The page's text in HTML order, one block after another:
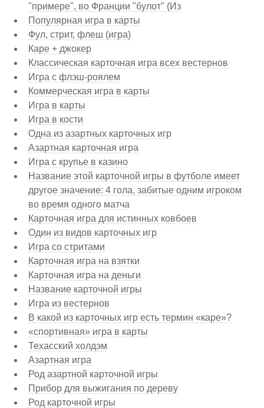
"примере", во Франции "булот" (Из
Популярная игра в карты
Фул, стрит, флеш (игра)
Каре + джокер
Классическая карточная игра всех вестернов
Игра с флэш-роялем
Коммерческая игра в карты
Игра в карты
Игра в кости
Одна из азартных карточных игр
Азартная карточная игра
Игра с крупье в казино
Название этой карточной игры в футболе имеет
другое значение: 4 гола, забитые одним игроком
во время одного матча
Карточная игра для истинных ковбоев
Один из видов карточных игр
Игра со стритами
Карточная игра на взятки
Карточная игра на деньги
Название карточной игры
Игра из вестернов
В какой из карточных игр есть термин «каре»?
«спортивная» игра в карты
Техасский холдэм
Азартная игра
Род азартной карточной игры
Прибор для выжигания по дереву
Род карточной игры